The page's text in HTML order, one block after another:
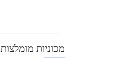
מכוניות מומלצות